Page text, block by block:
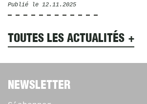
Publié le 12.11.2025
TOUTES LES ACTUALITÉS
NEWSLETTER